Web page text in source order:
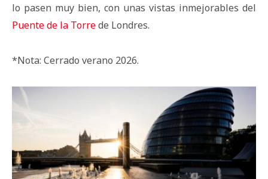
lo pasen muy bien, con unas vistas inmejorables del
Puente de la Torrede Londres.
*Nota: Cerrado verano 2026.